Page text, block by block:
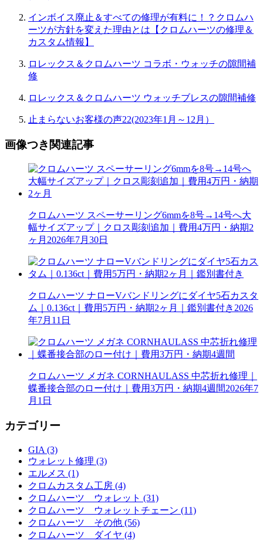
インボイス廃止＆すべての修理が有料に！？クロムハ
ーツが方針を変えた理由とは【クロムハーツの修理＆
カスタム情報】
ロレックス＆クロムハーツ コラボ・ウォッチの隙間補
修
ロレックス＆クロムハーツ ウォッチブレスの隙間補修
止まらないお客様の声22(2023年1月～12月）
画像つき関連記事
クロムハーツ スペーサーリング6mmを8号→14号へ大
幅サイズアップ｜クロス彫刻追加｜費用4万円・納期2
ヶ月 2026年7月30日
クロムハーツ ナローVバンドリングにダイヤ5石カスタ
ム｜0.136ct｜費用5万円・納期2ヶ月｜鑑別書付き 2026
年7月11日
クロムハーツ メガネ CORNHAULASS 中芯折れ修理｜
蝶番接合部のロー付け｜費用3万円・納期4週間2026年7
月1日
カテゴリー
GIA (3)
ウォレット修理 (3)
エルメス (1)
クロムカスタム工房 (4)
クロムハーツ ウォレット (31)
クロムハーツ ウォレットチェーン (11)
クロムハーツ その他 (56)
クロムハーツ ダイヤ (4)